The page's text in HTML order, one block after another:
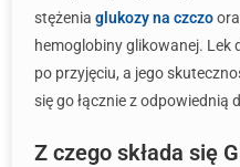
stężenia glukozy na czczo
hemoglobiny glikowanej. Lek
po przyjęciu, a jego
się go łącznie z
Z czego składa się